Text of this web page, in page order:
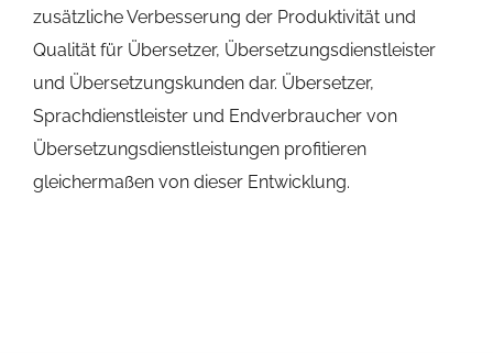
zusätzliche Verbesserung der Produktivität und
Qualität für Übersetzer, Übersetzungsdienstleister
und Übersetzungskunden dar. Übersetzer,
Sprachdienstleister und Endverbraucher von
Übersetzungsdienstleistungen profitieren
gleichermaßen von dieser Entwicklung.